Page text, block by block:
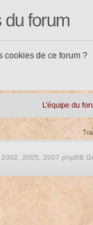
du forum
cookies de ce forum ?
L’équipe du
2005, 2007 phpBB